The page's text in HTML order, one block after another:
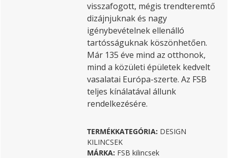
visszafogott, mégis trendteremtő
dizájnjuknak és nagy
igénybevételnek ellenálló
tartósságuknak köszönhetően.
Már 135 éve mind az otthonok,
mind a közületi épületek kedvelt
vasalatai Európa-szerte. Az FSB
teljes kínálatával állunk
rendelkezésére.
TERMÉKKATEGÓRIA: DESIGN
KILINCSEK
MÁRKA: FSB kilincsek